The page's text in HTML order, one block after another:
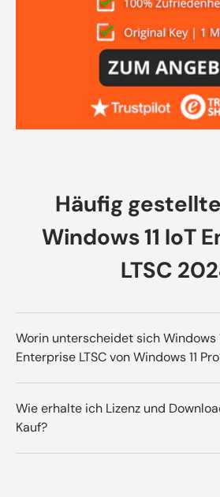
Häufig
Windows 11 IoT
LTSC
Worin unterscheidet sich Windows
Enterprise LTSC von Windows 11
LTSC ist für dedizierte Geräte
langfristig Stabilitäts- und
Sicherheitsupdates und
Wie erhalte ich Lizenz und
Kauf?
Du bekommst Key und